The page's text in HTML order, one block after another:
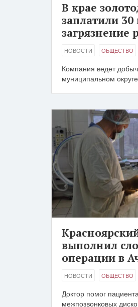
В крае
заплатили
загрязнение
НОВОСТИ ОБЩЕСТВО
Компания ведет
муниципальном округе
выполнил
операции в
НОВОСТИ ОБЩЕСТВО
Доктор помог
межпозвонковых